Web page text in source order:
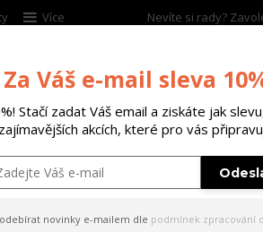
Více Nevíte si rady?
DOPLŇKY DÁRKOVÉ
Regular T-Shirt white L
Za Váš e-mail sleva
Stačí zadat Váš email a ziskáte jak
akcích, které pro vás
novinky e-mailem dle podmínek zpracování